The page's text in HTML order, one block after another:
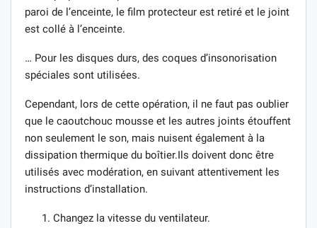
paroi de l’enceinte, le film protecteur est retiré et le joint
est collé à l’enceinte.
… Pour les disques durs, des coques d’insonorisation
spéciales sont utilisées.
Cependant, lors de cette opération, il ne faut pas oublier
que le caoutchouc mousse et les autres joints étouffent
non seulement le son, mais nuisent également à la
dissipation thermique du boîtier.Ils doivent donc être
utilisés avec modération, en suivant attentivement les
instructions d’installation.
Changez la vitesse du ventilateur.